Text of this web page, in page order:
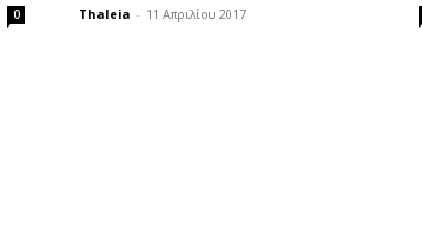
0 Thaleia - 11 Απριλίου 2017